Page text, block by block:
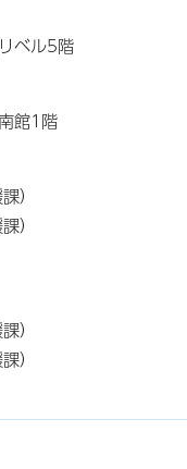
ベル5階
館1階
）
）
）
）